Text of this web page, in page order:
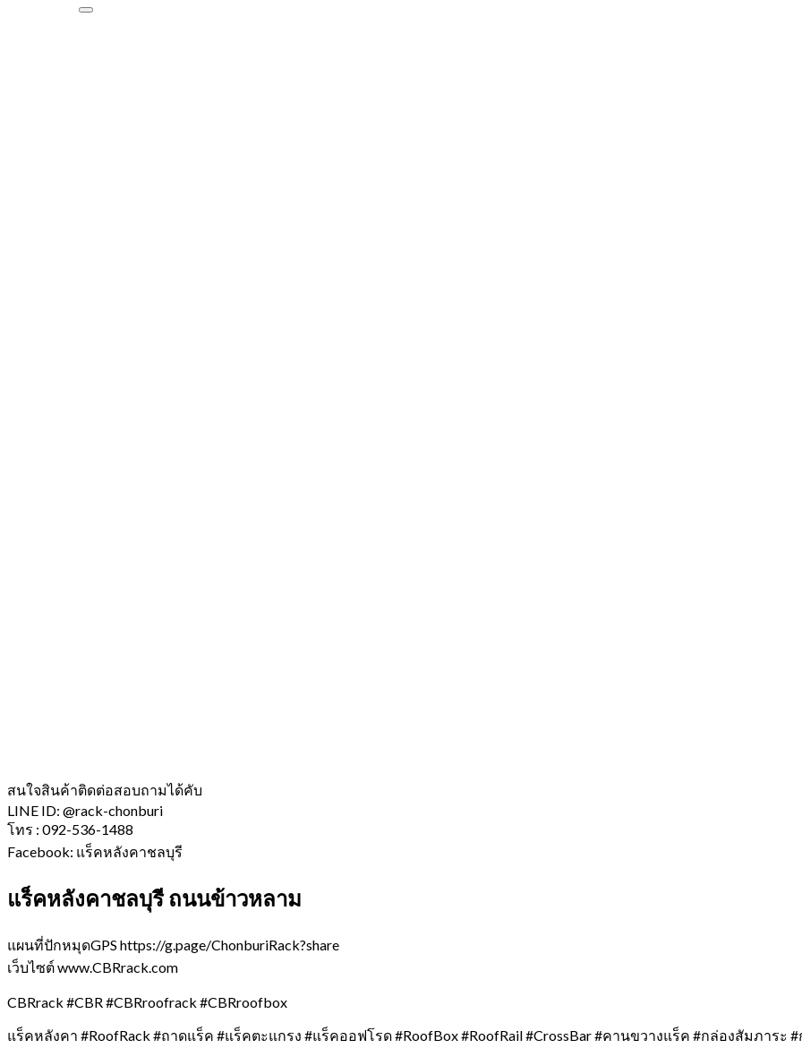
สนใจสินค้าติดต่อสอบถามได้คับ
LINE ID: @rack-chonburi
โทร : 092-536-1488
Facebook: แร็คหลังคาชลบุรี
แร็คหลังคาชลบุรี ถนนข้าวหลาม
แผนที่ปักหมุดGPS https://g.page/ChonburiRack?share
เว็บไซต์ www.CBRrack.com
CBRrack #CBR #CBRroofrack #CBRroofbox
แร็คหลังคา #RoofRack #ถาดแร็ค #แร็คตะแกรง #แร็คออฟโรด #RoofBox #RoofRail #CrossBar #คานขวางแร็ค #กล่องสัมภาระ